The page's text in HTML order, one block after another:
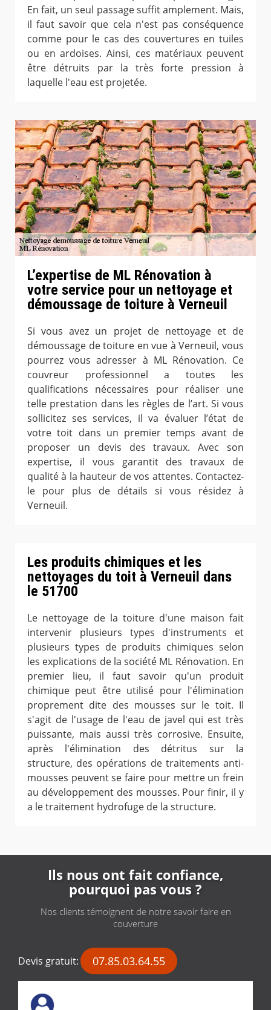
En fait, un seul passage suffit amplement. Mais,
il faut savoir que cela n'est pas conséquence
comme pour le cas des couvertures en tuiles
ou en ardoises. Ainsi, ces matériaux peuvent
être détruits par la très forte pression à
laquelle l'eau est projetée.
L’expertise de ML Rénovation à
votre service pour un nettoyage et
démoussage de toiture à Verneuil
Si vous avez un projet de nettoyage et de
démoussage de toiture en vue à Verneuil, vous
pourrez vous adresser à ML Rénovation. Ce
couvreur professionnel a toutes les
qualifications nécessaires pour réaliser une
telle prestation dans les règles de l’art. Si vous
sollicitez ses services, il va évaluer l’état de
votre toit dans un premier temps avant de
proposer un devis des travaux. Avec son
expertise, il vous garantit des travaux de
qualité à la hauteur de vos attentes. Contactez-
le pour plus de détails si vous résidez à
Verneuil.
Les produits chimiques et les
nettoyages du toit à Verneuil dans
le 51700
Le nettoyage de la toiture d'une maison fait
intervenir plusieurs types d'instruments et
plusieurs types de produits chimiques selon
les explications de la société ML Rénovation. En
premier lieu, il faut savoir qu'un produit
chimique peut être utilisé pour l'élimination
proprement dite des mousses sur le toit. Il
s'agit de l'usage de l'eau de javel qui est très
puissante, mais aussi très corrosive. Ensuite,
après l'élimination des détritus sur la
structure, des opérations de traitements anti-
mousses peuvent se faire pour mettre un frein
au développement des mousses. Pour finir, il y
a le traitement hydrofuge de la structure.
Ils nous ont fait confiance,
pourquoi pas vous ?
Nos clients témoignent de notre savoir faire en
couverture
Devis gratuit: 07.85.03.64.55